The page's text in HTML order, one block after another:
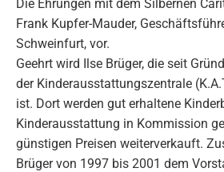
Die Ehrungen mit dem Silbernen
Frank Kupfer-Mauder,
Schweinfurt, vor.
Geehrt wird Ilse Brüger, die seit
der Kinderausstattungszentrale
ist. Dort werden gut erhaltene
Kinderausstattung in Kommission
günstigen Preisen weiterverkauft.
Brüger von 1997 bis 2001 dem